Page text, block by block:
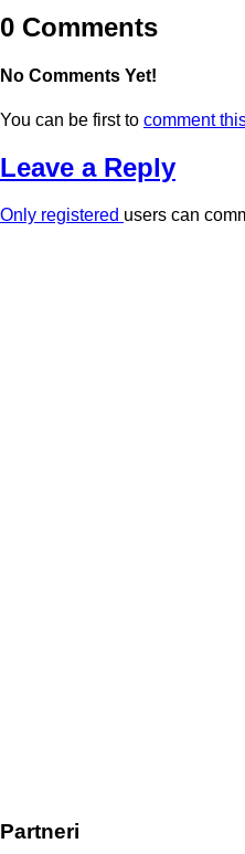
0 Comments
No Comments Yet!
You can be first to comment
Leave a Reply
Only registered users can
Partneri